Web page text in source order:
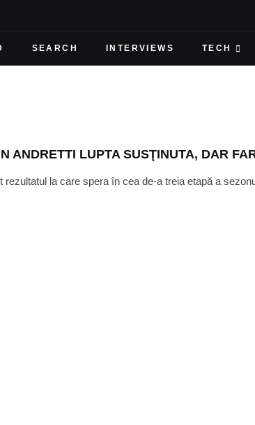
SEARCH INTERVIEWS TECH
ANDRETTI LUPTA SUSŢINUTA, DAR
rezultatul la care spera în cea de-a treia etapă a